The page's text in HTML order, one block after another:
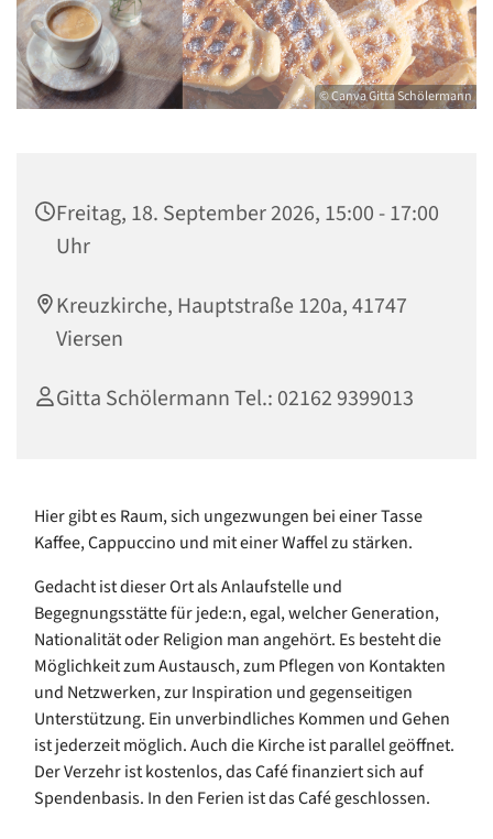
© Canva Gitta Schölermann
Freitag, 18. September 2026, 15:00 - 17:00
Uhr
Kreuzkirche, Hauptstraße 120a, 41747
Viersen
Gitta Schölermann Tel.: 02162 9399013
Hier gibt es Raum, sich ungezwungen bei einer Tasse
Kaffee, Cappuccino und mit einer Waffel zu stärken.
Gedacht ist dieser Ort als Anlaufstelle und
Begegnungsstätte für jede:n, egal, welcher Generation,
Nationalität oder Religion man angehört. Es besteht die
Möglichkeit zum Austausch, zum Pflegen von Kontakten
und Netzwerken, zur Inspiration und gegenseitigen
Unterstützung. Ein unverbindliches Kommen und Gehen
ist jederzeit möglich. Auch die Kirche ist parallel geöffnet.
Der Verzehr ist kostenlos, das Café finanziert sich auf
Spendenbasis. In den Ferien ist das Café geschlossen.